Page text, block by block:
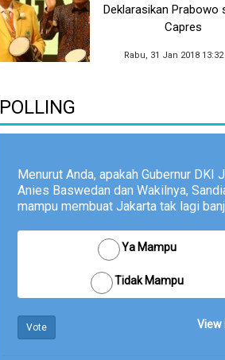
Deklarasikan Prabowo
Capres
Rabu, 31 Jan 2018 13:32
POLLING
Menurut Anda, apakah Gubernur DKI
Anies Baswedan dan Wakilnya,
mampu membuat Jakarta tak lagi
Ya Mampu
Tidak Mampu
Vote View